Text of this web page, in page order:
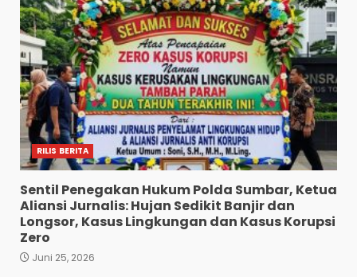
RILIS BERITA
Sentil Penegakan Hukum Polda Sumbar, Ketua
Aliansi Jurnalis: Hujan Sedikit Banjir dan
Longsor, Kasus Lingkungan dan Kasus Korupsi
Zero
Juni 25, 2026